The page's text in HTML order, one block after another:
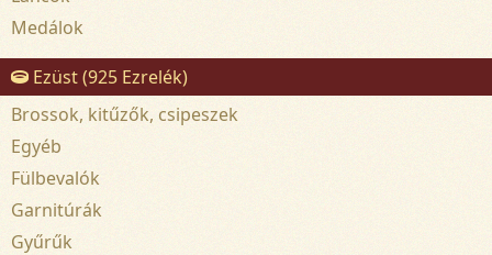
Medálok
Ezüst (925 Ezrelék)
Brossok, kitűzők, csipeszek
Egyéb
Fülbevalók
Garnitúrák
Gyűrűk